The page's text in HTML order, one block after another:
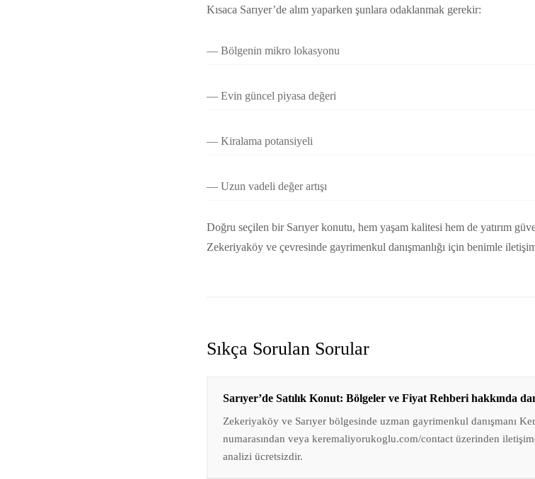
Kısaca Sarıyer’de alım yaparken şunlara odaklanmak gerekir:
Bölgenin mikro lokasyonu
Evin güncel piyasa değeri
Kiralama potansiyeli
Uzun vadeli değer artışı
Doğru seçilen bir Sarıyer konutu, hem yaşam kalitesi hem de yatırım
Zekeriyaköy ve çevresinde gayrimenkul danışmanlığı için benimle
Sıkça Sorulan Sorular
Sarıyer’de Satılık Konut: Bölgeler ve Fiyat Rehberi hakkında
Zekeriyaköy ve Sarıyer bölgesinde uzman gayrimenkul danışmanı
numarasından veya keremaliyorukoglu.com/contact üzerinden
analizi ücretsizdir.